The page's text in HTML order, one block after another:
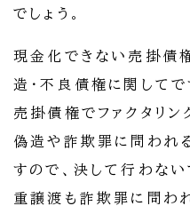
でしょう。
現金化できない売掛債
造・不良債権に関してで
売掛債権でファクタリ
偽造や詐欺罪に問われ
すので、決して行わな
重譲渡も詐欺罪に問わ